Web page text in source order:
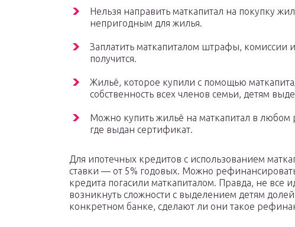
Нельзя направить маткапитал на покупку
непригодным для жилья.
Заплатить маткапиталом штрафы, комиссии
получится.
Жильё, которое купили с помощью
собственность всех членов семьи, детям
Можно купить жильё на маткапитал в любом
где выдан сертификат.
Для ипотечных кредитов с использованием
ставки — от 5% годовых. Можно
кредита погасили маткапиталом. Правда, не все
возникнуть сложности с выделением детям
конкретном банке, сделают ли они такое